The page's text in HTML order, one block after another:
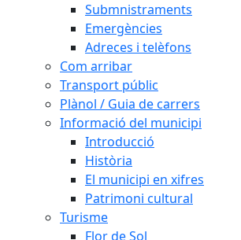
Submnistraments
Emergències
Adreces i telèfons
Com arribar
Transport públic
Plànol / Guia de carrers
Informació del municipi
Introducció
Història
El municipi en xifres
Patrimoni cultural
Turisme
Flor de Sol